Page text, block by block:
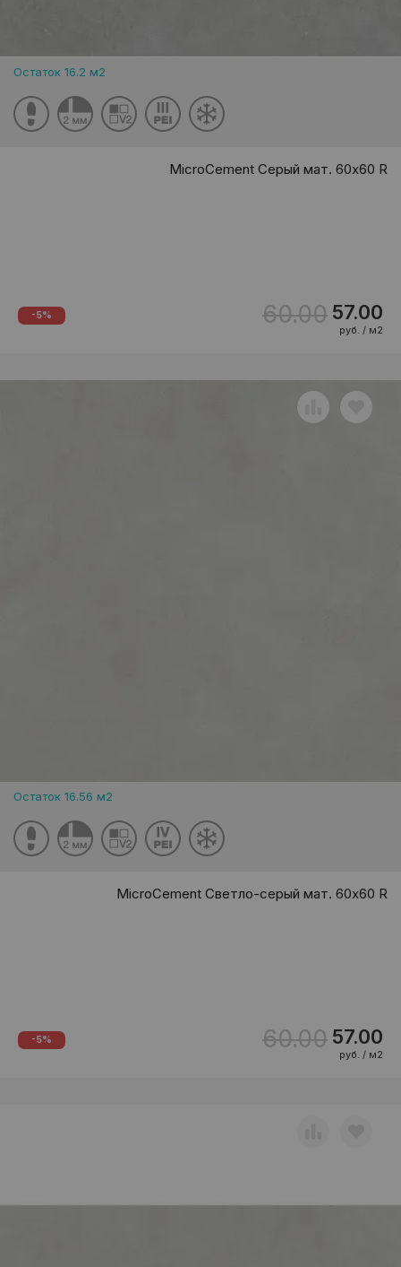
Остаток 16.2 м2
MicroCement Серый мат. 60x60 R
-5% 60.00 57.00
руб. / м2
Остаток 16.56 м2
MicroCement Светло-серый мат. 60x60 R
-5% 60.00 57.00
руб. / м2